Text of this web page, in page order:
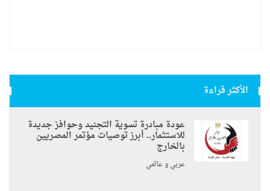
الأكثر قراءة
عودة مبادرة تسوية التجنيد وحوافز جديدة
للاستثمار.. أبرز توصيات مؤتمر المصريين
بالخارج
عربي و عالمي